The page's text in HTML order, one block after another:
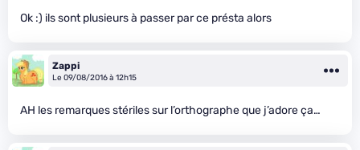
Ok :) ils sont plusieurs à passer par ce présta alors
Zappi
Le 09/08/2016 à 12h15
AH les remarques stériles sur l’orthographe que j’adore ça…